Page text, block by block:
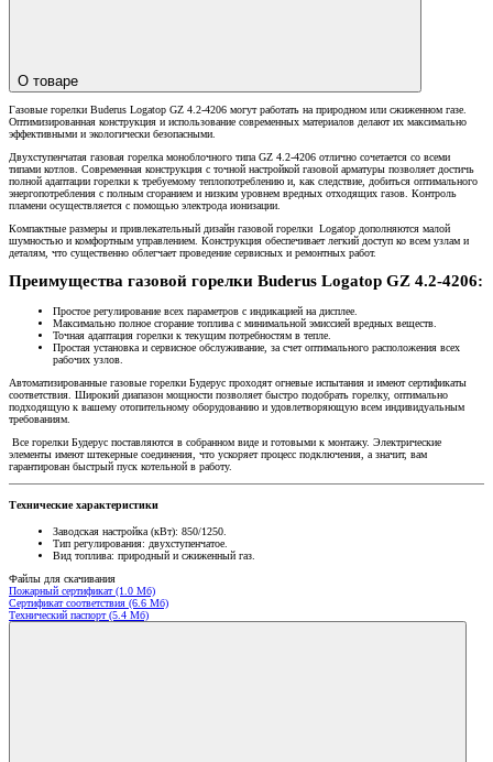
О товаре
Газовые горелки Buderus Logatop GZ 4.2-4206 могут работать на природном или сжиженном газе.
Оптимизированная конструкция и использование современных материалов делают их максимально
эффективными и экологически безопасными.
Двухступенчатая газовая горелка моноблочного типа GZ 4.2-4206 отлично сочетается со всеми
типами котлов. Современная конструкция с точной настройкой газовой арматуры позволяет достичь
полной адаптации горелки к требуемому теплопотреблению и, как следствие, добиться оптимального
энергопотребления с полным сгоранием и низким уровнем вредных отходящих газов. Контроль
пламени осуществляется с помощью электрода ионизации.
Компактные размеры и привлекательный дизайн газовой горелки Logatop дополняются малой
шумностью и комфортным управлением. Конструкция обеспечивает легкий доступ ко всем узлам и
деталям, что существенно облегчает проведение сервисных и ремонтных работ.
Преимущества газовой горелки Buderus Logatop GZ 4.2-4206:
Простое регулирование всех параметров с индикацией на дисплее.
Максимально полное сгорание топлива с минимальной эмиссией вредных веществ.
Точная адаптация горелки к текущим потребностям в тепле.
Простая установка и сервисное обслуживание, за счет оптимального расположения всех
рабочих узлов.
Автоматизированные газовые горелки Будерус проходят огневые испытания и имеют сертификаты
соответствия. Широкий диапазон мощности позволяет быстро подобрать горелку, оптимально
подходящую к вашему отопительному оборудованию и удовлетворяющую всем индивидуальным
требованиям.
Все горелки Будерус поставляются в собранном виде и готовыми к монтажу. Электрические
элементы имеют штекерные соединения, что ускоряет процесс подключения, а значит, вам
гарантирован быстрый пуск котельной в работу.
Технические характеристики
Заводская настройка (кВт): 850/1250.
Тип регулирования: двухступенчатое.
Вид топлива: природный и сжиженный газ.
Файлы для скачивания
Пожарный сертификат (1.0 Мб)
Сертификат соответствия (6.6 Мб)
Технический паспорт (5.4 Мб)